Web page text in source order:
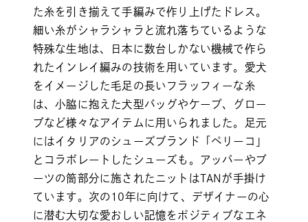
た糸を引き揃えて手編みで作り上げたドレス。
細い糸がシャラシャラと流れ落ちているような
特殊な生地は、日本に数台しかない機械で作ら
れたインレイ編みの技術を用いています。愛犬
をイメージした毛足の長いフラッフィーな糸
は、小脇に抱えた犬型バッグやケープ、グロー
ブなど様々なアイテムに用いられました。足元
にはイタリアのシューズブランド「ペリーコ」
とコラボレートしたシューズも。アッパーやブ
ーツの筒部分に施されたニットはTANが手掛け
ています。次の10年に向けて、デザイナーの心
に潜む大切な愛おしい記憶をポジティブなエネ